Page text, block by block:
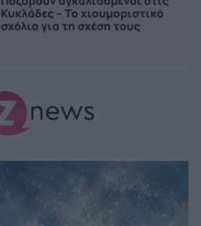
Κυκλάδες – Το χιουμοριστικό
σχόλιο για τη σχέση τους